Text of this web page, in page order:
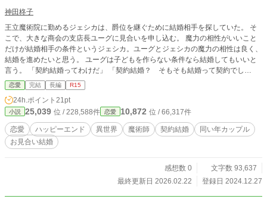
神田柊子
王立魔術院に勤めるジェシカは、爵位を継ぐために結婚相手を探していた。 そ
こで、大きな商会の支店長ユーグに見合いを申し込む。 魔力の相性がいいこと
だけが結婚相手の条件というジェシカ。ユーグとジェシカの魔力の相性は良く、
結婚を進めたいと思う。 ユーグは子どもを作らない条件なら結婚してもいいと
言う。 「契約結婚ってわけだ」 「契約結婚？ そもそも結婚って契約でし
ょ？」 ……という二人の結婚生活の話。 ----- 西洋風異世界。電気はないけど魔
道具があるって感じの世界観。 魔術あり。政治的な話なし。戦いなし。転移・
転生なし。 三人称。視点は予告なく変わります。 ※本作は2021年10月から202
4年12月まで公開していた作品を修正したものです。旧題「魔術師令嬢の契約結
婚」 ----- ※小説家になろう様にも掲載中。
恋愛 完結 長編 R15
24h.ポイント 21pt
小説 25,039 位 / 228,588件 恋愛 10,872 位 / 66,317件
恋愛 ハッピーエンド 異世界 魔術師 契約結婚
同い年カップル
お見合い結婚
感想数 0
文字数 93,637
最終更新日 2026.02.22
登録日 2024.12.27